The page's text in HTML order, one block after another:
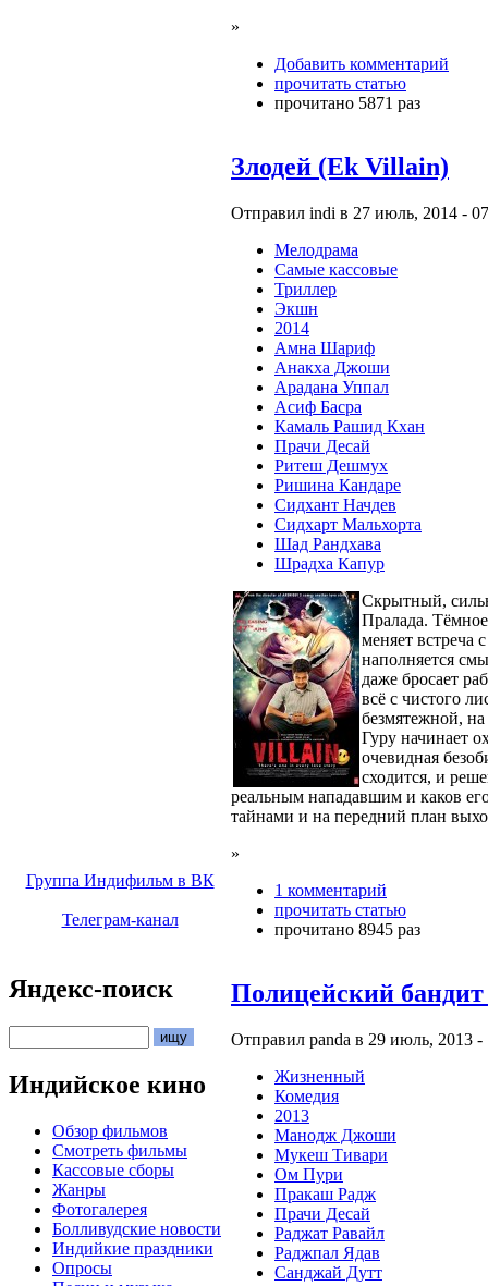
Группа Индифильм в ВК
Телеграм-канал
Яндекс-поиск
Индийское кино
Обзор фильмов
Смотреть фильмы
Кассовые сборы
Жанры
Фотогалерея
Болливудские новости
Индийкие праздники
Опросы
»
Добавить комментарий
прочитать статью
прочитано 5871 раз
Злодей (Ek Villain)
Отправил indi в 27 июль, 2014 -
Мелодрама
Самые кассовые
Триллер
Экшн
2014
Амна Шариф
Анакха Джоши
Арадана Уппал
Асиф Басра
Камаль Рашид Кхан
Прачи Десай
Ритеш Дешмух
Ришина Кандаре
Сидхант Начдев
Сидхарт Мальхорта
Шад Рандхава
Шрадха Капур
Скрытный,
Пралада.
меняет встреча
наполняется
даже бросает
всё с чистого
безмятежной,
Гуру начинает
очевидная
сходится, и
реальным нападавшим и каков
тайнами и на передний план
»
1 комментарий
прочитать статью
прочитано 8945 раз
Полицейский
Отправил panda в 29 июль, 2013 -
Жизненный
Комедия
2013
Манодж Джоши
Мукеш Тивари
Ом Пури
Пракаш Радж
Прачи Десай
Раджат Равайл
Раджпал Ядав
Санджай Дутт